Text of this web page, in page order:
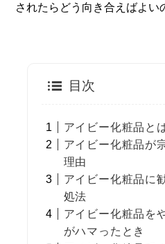
されたらどう向き合えばよい
目次
アイビー化粧品と
アイビー化粧品が
理由
アイビー化粧品に
処法
アイビー化粧品を
がハマったとき